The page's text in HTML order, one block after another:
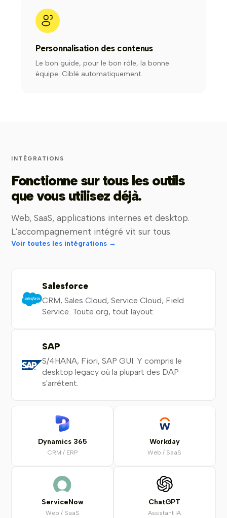
Personnalisation des contenus
Le bon guide, pour le bon rôle, la bonne
équipe. Ciblé automatiquement.
INTÉGRATIONS
Fonctionne sur tous les outils
que vous utilisez déjà.
Web, SaaS, applications internes et desktop.
L'accompagnement intégré vit sur tous.
Voir toutes les intégrations →
Salesforce
CRM, Sales Cloud, Service Cloud, Field
Service. Toute org, tout layout.
SAP
S/4HANA, Fiori, SAP GUI. Y compris le
desktop legacy où la plupart des DAP
s'arrêtent.
Dynamics 365
CRM / ERP
Workday
Web / SaaS
ServiceNow
Web / SaaS
ChatGPT
Assistant IA